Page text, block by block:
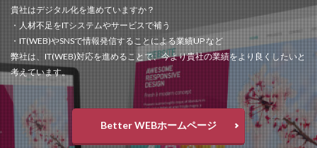
貴社はデジタル化を進めていますか？
・人材不足をITシステムやサービスで補う
・IT(WEB)やSNSで情報発信することによる業績UP など
弊社は、IT(WEB)対応を進めることで、今より貴社の業績をより良くしたいと
考えています。
Better WEBホームページ